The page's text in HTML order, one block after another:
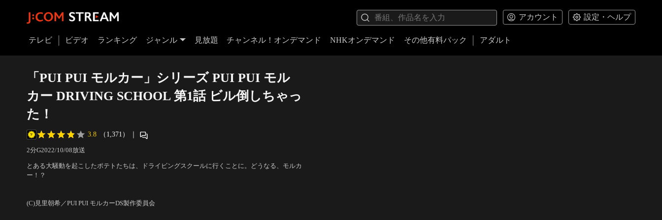
アカウント 設定・ヘルプ
テレビ ビデオ ランキング ジャンル 見放題 チャンネル！オンデマンド NHKオンデマンド その他有料パック アダルト
「PUI PUI モルカー」シリーズ PUI PUI モル
カー DRIVING SCHOOL 第1話 ビル倒しちゃっ
た！
3.8 （1,371） ｜
2分G2022/10/08放送
とある大騒動を起こしたポテトたちは、ドライビングスクールに行くことに。どうなる、モルカ
ー！？
(C)見里朝希／PUI PUI モルカーDS製作委員会